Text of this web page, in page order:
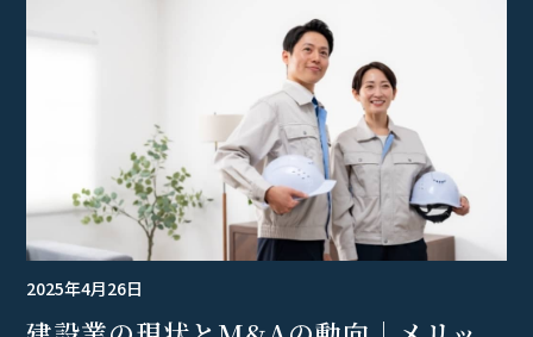
2025年4月26日